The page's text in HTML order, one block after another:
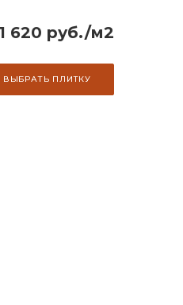
620 руб./м2
ВЫБРАТЬ ПЛИТКУ